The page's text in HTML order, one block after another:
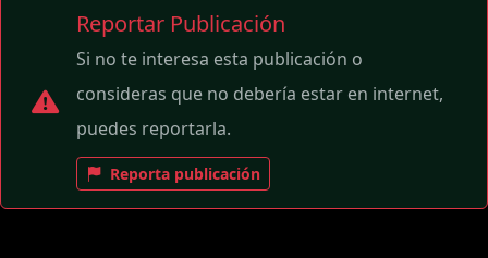
Reportar Publicación
Si no te interesa esta publicación o
consideras que no debería estar en internet,
puedes reportarla.
Reporta publicación